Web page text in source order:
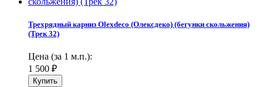
Трехрядный карниз Olexdeco (Олексдеко) (бегунки скольжения)
(Трек 32)
Цена (за 1 м.п.):
1 500 ₽